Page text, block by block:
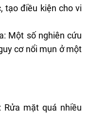
tạo điều kiện cho vi
Một số nghiên cứu
cơ nổi mụn ở một
Rửa mặt quá nhiều